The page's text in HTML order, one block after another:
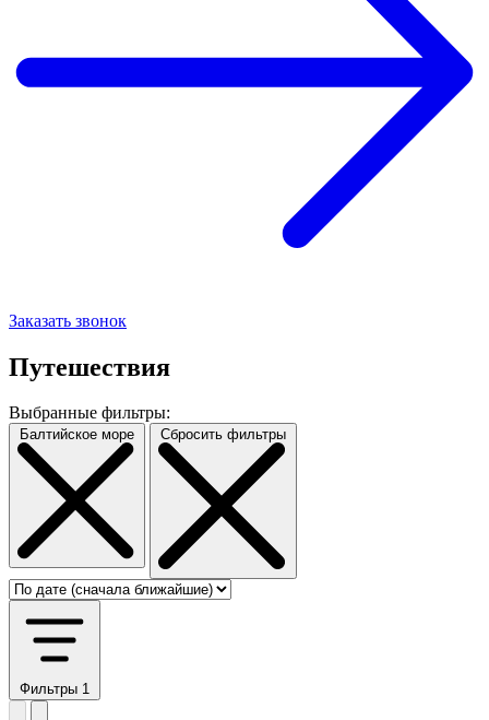
Заказать звонок
Путешествия
Выбранные фильтры:
Балтийское море Сбросить фильтры
Фильтры 1